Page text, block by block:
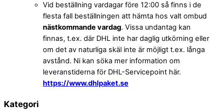
Vid beställning vardagar före 12:00 så finns i de
flesta fall beställningen att hämta hos valt ombud
nästkommande vardag. Vissa undantag kan
finnas, t.ex. där DHL inte har daglig utkörning eller
om det av naturliga skäl inte är möjligt t.ex. långa
avstånd. Ni kan söka mer information om
leveranstiderna för DHL-Servicepoint här.
https://www.dhlpaket.se
Kategori